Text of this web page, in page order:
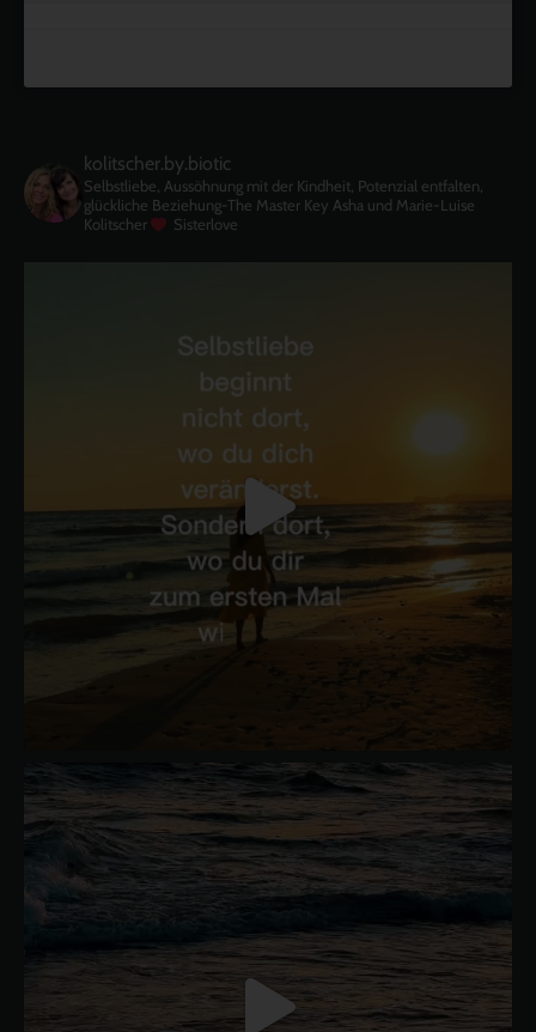
kolitscher.by.biotic
Selbstliebe, Aussöhnung mit der Kindheit, Potenzial entfalten,
glückliche Beziehung-The Master Key Asha und Marie-Luise
Kolitscher
Sisterlove